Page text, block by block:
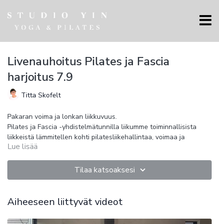
Livenauhoitus Pilates ja Fascia
harjoitus 7.9
Titta Skofelt
Pakaran voima ja lonkan liikkuvuus.
Pilates ja Fascia -yhdistelmätunnilla liikumme toiminnallisista
liikkeistä lämmitellen kohti pilatesliikehallintaa, voimaa ja
aktiivisia faskiavenytyksiä.
vahvistamalla kehon keskialuetta ja syviä tukilihaksia. Kehon
liikehallinta lisääntyy voima-, liikkuvuus- ja
liikkuvuusharjoittelu, dynaaminen täsmävenyttely kireille
lihaksille, liikehallintaharjoittelu ja faskiakäsittely pallolla. Fascia
- harjoitus sopii kaikille, jotka haluavat tehokkaasti parantaa
Lue lisää
Tilaa katsoaksesi
Aiheeseen liittyvät videot